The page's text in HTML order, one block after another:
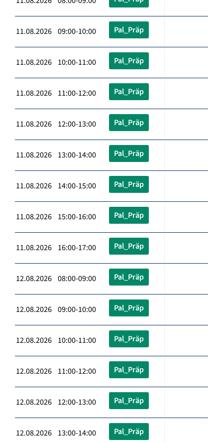
11.08.2026 09:00-10:00 Pal_Präp
11.08.2026 10:00-11:00 Pal_Präp
11.08.2026 11:00-12:00 Pal_Präp
11.08.2026 12:00-13:00 Pal_Präp
11.08.2026 13:00-14:00 Pal_Präp
11.08.2026 14:00-15:00 Pal_Präp
11.08.2026 15:00-16:00 Pal_Präp
11.08.2026 16:00-17:00 Pal_Präp
12.08.2026 08:00-09:00 Pal_Präp
12.08.2026 09:00-10:00 Pal_Präp
12.08.2026 10:00-11:00 Pal_Präp
12.08.2026 11:00-12:00 Pal_Präp
12.08.2026 12:00-13:00 Pal_Präp
12.08.2026 13:00-14:00 Pal_Präp